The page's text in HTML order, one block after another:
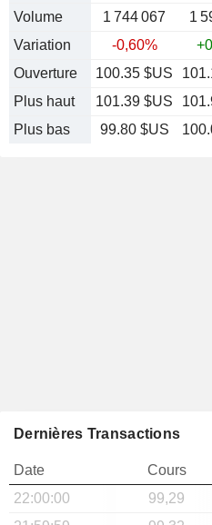
Volume
1 744 067 1
Variation
-0,60%
Ouverture
100.35 $US
Plus haut
101.39 $US
Plus bas
99.80 $US
Dernières Transactions
Date Cours
22:00:00
99,29